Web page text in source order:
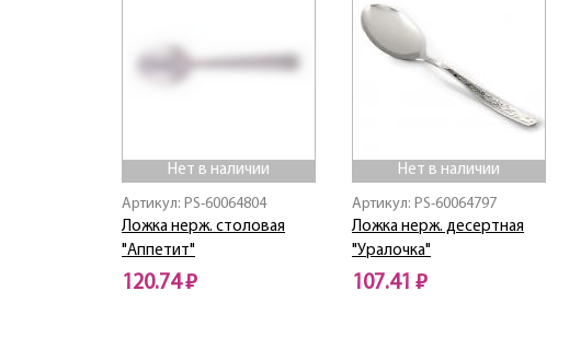
Нет в наличии
Артикул: PS-60064804
Ложка нерж. столовая
"Аппетит"
120.74 ₽
Нет в наличии
Артикул: PS-60064797
Ложка нерж. десертная
"Уралочка"
107.41 ₽